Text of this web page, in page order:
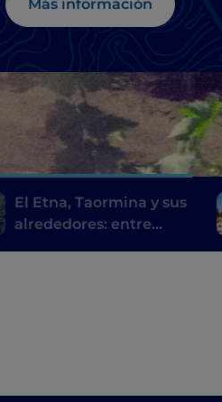
Más información
El Etna, Taormina y sus
alrededores: entre